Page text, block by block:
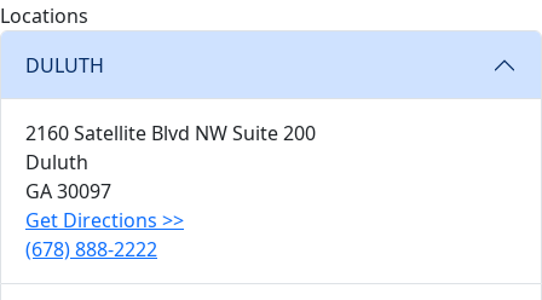
Locations
DULUTH
2160 Satellite Blvd NW Suite 200
Duluth
GA30097
Get Directions >>
(678) 888-2222